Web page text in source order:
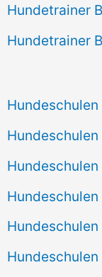
Hundetrainer
Hundetrainer
Hundeschulen
Hundeschulen
Hundeschulen
Hundeschulen